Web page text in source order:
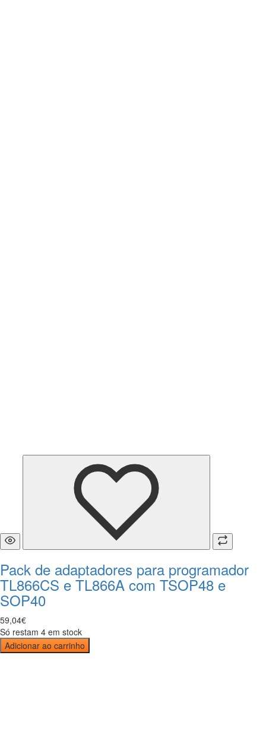
Pack de adaptadores para programador
TL866CS e TL866A com TSOP48 e
SOP40
59,04€
Só restam 4 em stock
Adicionar ao carrinho